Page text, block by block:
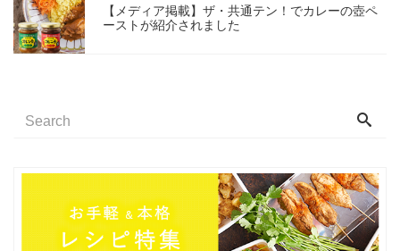
【メディア掲載】ザ・共通テン！でカレーの壺ペ
ーストが紹介されました